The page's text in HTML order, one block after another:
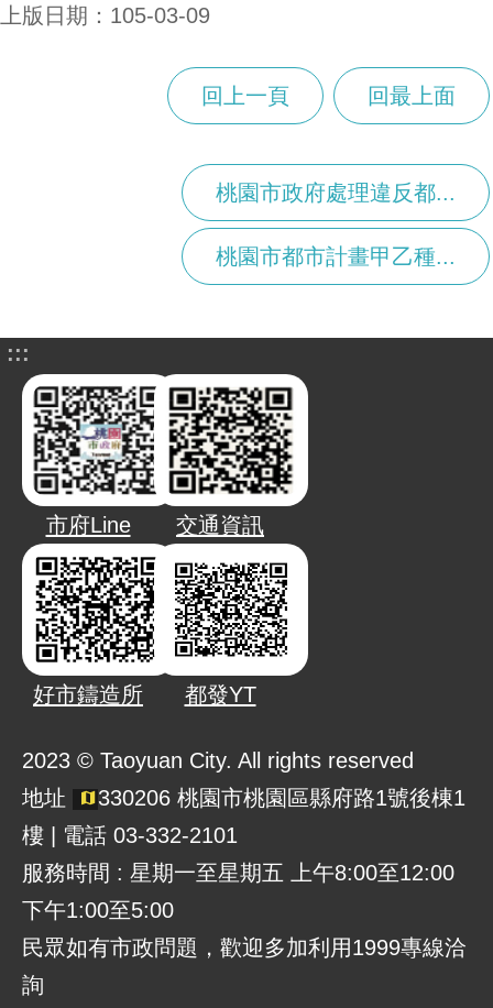
上版日期：105-03-09
回上一頁 回最上面
桃園市政府處理違反都...
桃園市都市計畫甲乙種...
:::
市府Line
好市鑄造所
交通資訊
都發YT
2023 © Taoyuan City. All rights reserved
地址
330206 桃園市桃園區縣府路1號後棟1
樓 | 電話 03-332-2101
服務時間 : 星期一至星期五 上午8:00至12:00
下午1:00至5:00
民眾如有市政問題，歡迎多加利用1999專線洽
詢